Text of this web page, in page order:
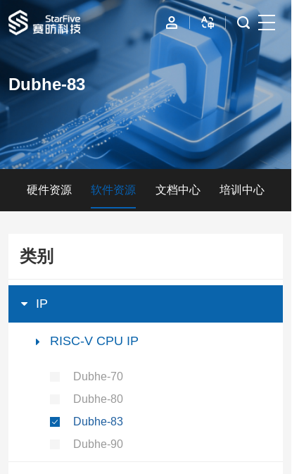
首页
IP
边缘计算
数据中心
资源与支持
Dubhe-83
硬件资源 软件资源 文档中心 培训中心
类别
IP
RISC-V CPU IP
Dubhe-70
Dubhe-80
Dubhe-83
Dubhe-90